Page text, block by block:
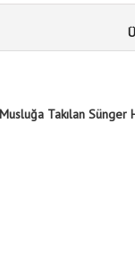
Musluğa Takılan Sünger